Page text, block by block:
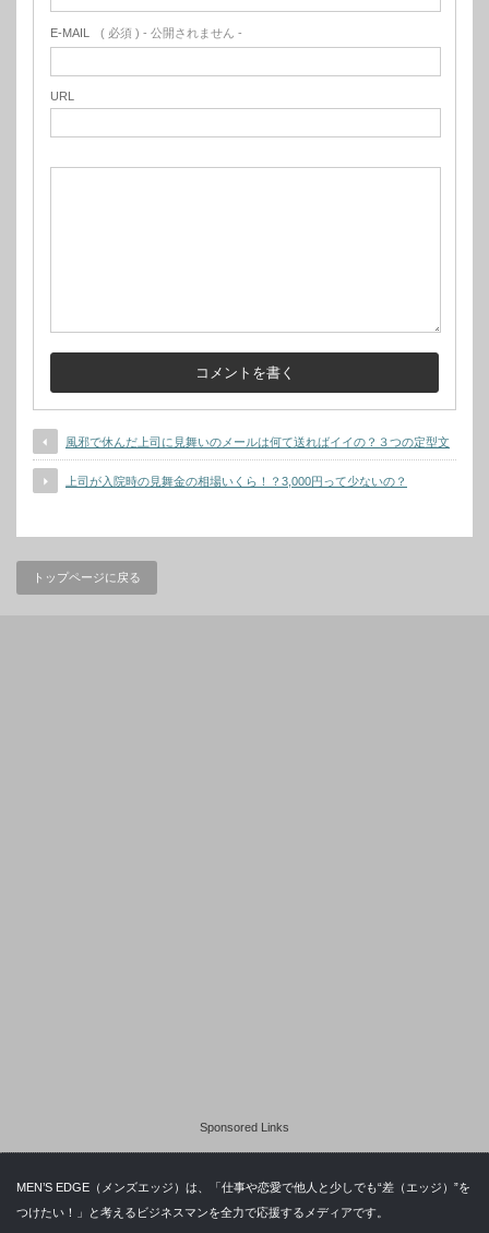
E-MAIL ( 必須 ) - 公開されません -
URL
風邪で休んだ上司に見舞いのメールは何て送ればイイの？３つの定型文
上司が入院時の見舞金の相場いくら！？3,000円って少ないの？
トップページに戻る
Sponsored Links
MEN’S EDGE（メンズエッジ）は、「仕事や恋愛で他人と少しでも“差（エッジ）”を
つけたい！」と考えるビジネスマンを全力で応援するメディアです。